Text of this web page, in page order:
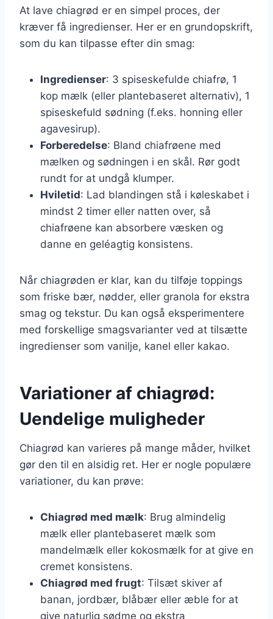
At lave chiagrød er en simpel proces, der
kræver få ingredienser. Her er en grundopskrift,
som du kan tilpasse efter din smag:
Ingredienser: 3 spiseskefulde chiafrø, 1
kop mælk (eller plantebaseret alternativ), 1
spiseskefuld sødning (f.eks. honning eller
agavesirup).
Forberedelse: Bland chiafrøene med
mælken og sødningen i en skål. Rør godt
rundt for at undgå klumper.
Hviletid: Lad blandingen stå i køleskabet i
mindst 2 timer eller natten over, så
chiafrøene kan absorbere væsken og
danne en geléagtig konsistens.
Når chiagrøden er klar, kan du tilføje toppings
som friske bær, nødder, eller granola for ekstra
smag og tekstur. Du kan også eksperimentere
med forskellige smagsvarianter ved at tilsætte
ingredienser som vanilje, kanel eller kakao.
Variationer af chiagrød:
Uendelige muligheder
Chiagrød kan varieres på mange måder, hvilket
gør den til en alsidig ret. Her er nogle populære
variationer, du kan prøve:
Chiagrød med mælk: Brug almindelig
mælk eller plantebaseret mælk som
mandelmælk eller kokosmælk for at give en
cremet konsistens.
Chiagrød med frugt: Tilsæt skiver af
banan, jordbær, blåbær eller æble for at
give naturlig sødme og ekstra